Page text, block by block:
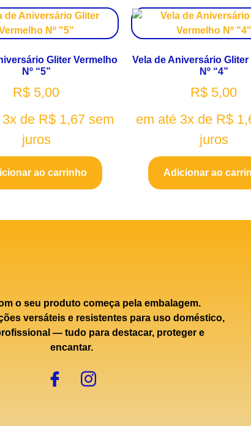
Gliter Vermelho
Nº “5”
R$ 5,00
de R$ 1,67 sem
juros
ao carrinho
Vela de Aniversário
Nº “4”
R$ 5,00
em até 3x de R$
juros
Adicionar ao
o seu produto começa pela embalagem.
versáteis e resistentes para uso doméstico,
— tudo para destacar, proteger e
encantar.